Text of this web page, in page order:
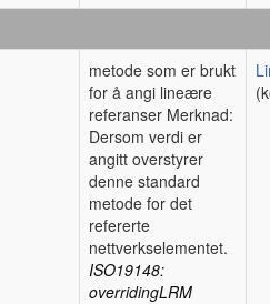
metode som er brukt
for å angi lineære
referanser Merknad:
Dersom verdi er
angitt overstyrer
denne standard
metode for det
refererte
nettverkselementet.
ISO19148:
overridingLRM